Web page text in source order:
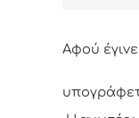
Αφoύ